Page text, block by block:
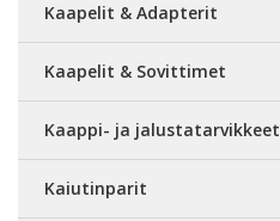
Kaapelit & Adapterit
Kaapelit & Sovittimet
Kaappi- ja jalustatarvikkeet
Kaiutinparit